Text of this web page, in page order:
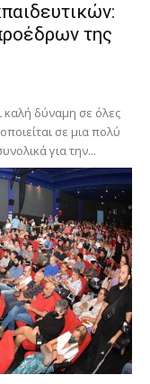
της
καλή δύναμη σε όλες
σε μια πολύ
για την...